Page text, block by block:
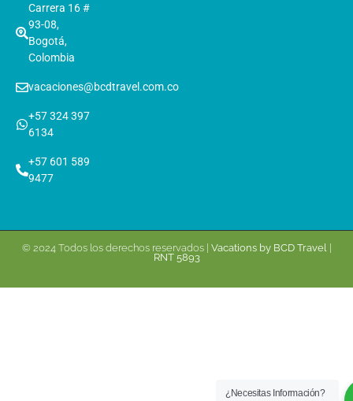
Carrera 16 #
93-08,
Bogotá,
Colombia
vacaciones@bcdtravel.com.co
+57 324 397
6134
+57 601 589
9477
© 2024 Todos los derechos reservados | Vacations by BCD Travel |
RNT 5893
¿Necesitas Información?